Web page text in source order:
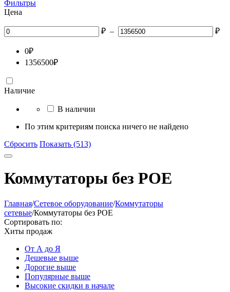
Фильтры
Цена
₽ – ₽
0₽
1356500₽
Наличие
В наличии
По этим критериям поиска ничего не найдено
Сбросить Показать (513)
Коммутаторы без POE
Главная/Сетевое оборудование/Коммутаторы
сетевые/Коммутаторы без POE
Сортировать по:
Хиты продаж
От А до Я
Дешевые выше
Дорогие выше
Популярные выше
Высокие скидки в начале